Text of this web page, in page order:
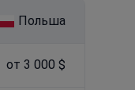
Польша
от 3 000 $